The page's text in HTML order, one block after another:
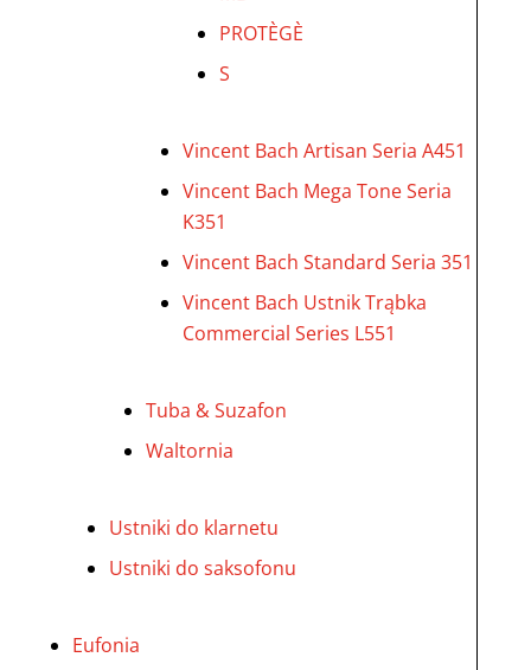
PROTÈGÈ
S
Vincent Bach Artisan Seria A451
Vincent Bach Mega Tone Seria
K351
Vincent Bach Standard Seria 351
Vincent Bach Ustnik Trąbka
Commercial Series L551
Tuba & Suzafon
Waltornia
Ustniki do klarnetu
Ustniki do saksofonu
Eufonia